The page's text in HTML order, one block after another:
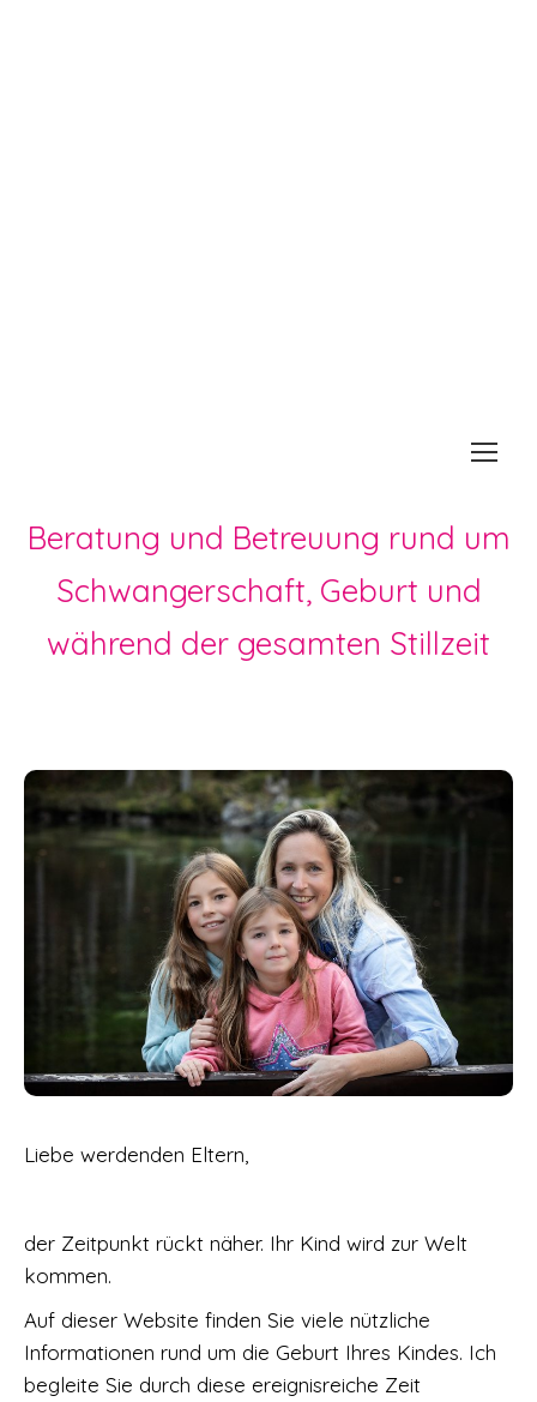
Beratung und Betreuung rund um
Schwangerschaft, Geburt und
während der gesamten Stillzeit
Liebe werdenden Eltern,
der Zeitpunkt rückt näher. Ihr Kind wird zur Welt
kommen.
Auf dieser Website finden Sie viele nützliche
Informationen rund um die Geburt Ihres Kindes. Ich
begleite Sie durch diese ereignisreiche Zeit